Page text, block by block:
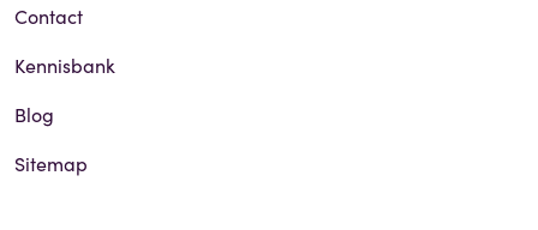
Contact
Kennisbank
Blog
Sitemap